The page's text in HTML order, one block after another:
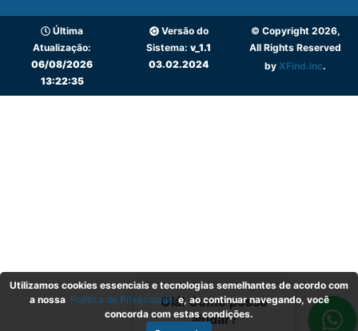
Olá! Como posso
ajudar?
Última
Atualização:
06/08/2026
13:22:35
Versão do
Sistema:v_1.1
03.02.2024
© Copyright 2026,
All Rights Reserved
by XFind.inc.
Utilizamos cookies essenciais e tecnologias semelhantes de acordo com
a nossa Política de Privacidadee, ao continuar navegando, você
concorda com estas condições.